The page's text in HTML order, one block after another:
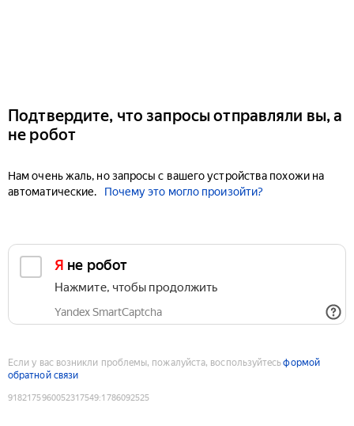
Подтвердите, что запросы отправляли вы, а
не робот
Нам очень жаль, но запросы с вашего устройства похожи на
автоматические.
Почему это могло произойти?
Я не робот
Нажмите, чтобы продолжить
Yandex SmartCaptcha
Если у вас возникли проблемы, пожалуйста, воспользуйтесьформой
обратной связи
9182175960052317549:1786092525